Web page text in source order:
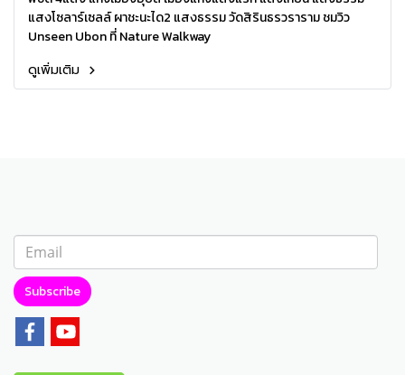
แสงโซลาร์เซลล์ ผาชะนะได2 แสงธรรม วัดสิรินธรวราราม ชมวิว
Unseen Ubon ที่ Nature Walkway
ดูเพิ่มเติม
Subscribe